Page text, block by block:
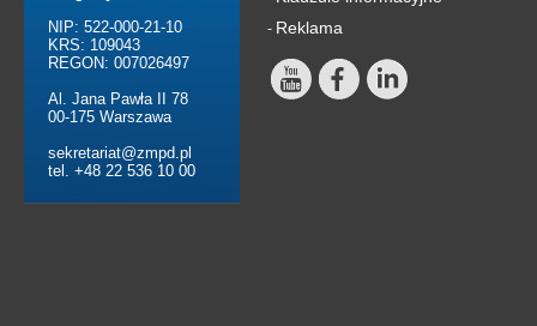
NIP: 522-000-21-10
KRS: 109043
REGON: 007026497
Al. Jana Pawła II 78
00-175 Warszawa
sekretariat@zmpd.pl
tel. +48 22 536 10 00
- Reklama